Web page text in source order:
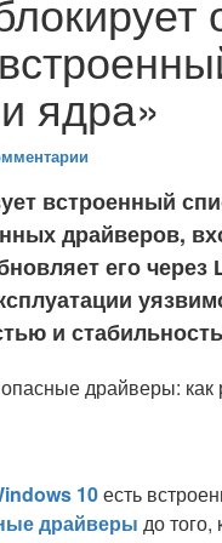
ядра»
встроенный
драйверов,
его
и
10есть
драйверы до того,